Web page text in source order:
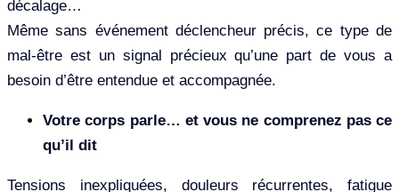
décalage…
Même sans événement déclencheur précis, ce type de
mal-être est un signal précieux qu’une part de vous a
besoin d’être entendue et accompagnée.
Votre corps parle… et vous ne comprenez pas ce
qu’il dit
Tensions inexpliquées, douleurs récurrentes, fatigue